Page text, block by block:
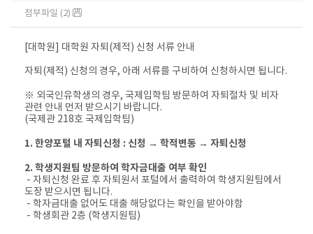
첨부파일 (2)
[대학원] 대학원 자퇴(제적) 신청 서류 안내
자퇴(제적) 신청의 경우, 아래 서류를 구비하여 신청하시면 됩니다.
※ 외국인유학생의 경우, 국제입학팀 방문하여 자퇴절차 및 비자
관련 안내 먼저 받으시기 바랍니다.
(국제관 218호 국제입학팀)
1. 한양포털 내 자퇴신청 : 신청 → 학적변동 → 자퇴신청
2. 학생지원팀 방문하여 학자금대출 여부 확인
- 자퇴신청 완료 후 자퇴원서 포털에서 출력하여 학생지원팀에서
도장 받으시면 됩니다.
- 학자금대출 없어도 대출 해당없다는 확인을 받아야함
- 학생회관 2층 (학생지원팀)